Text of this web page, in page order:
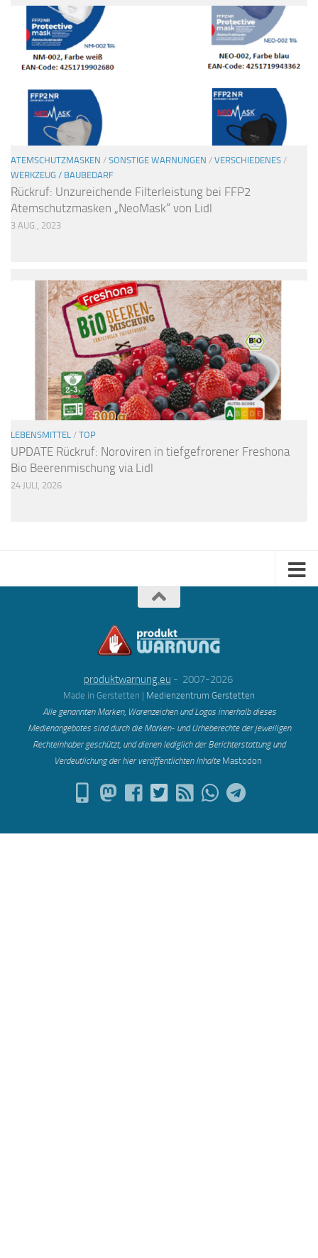
ATEMSCHUTZMASKEN / SONSTIGE WARNUNGEN / VERSCHIEDENES /
WERKZEUG / BAUBEDARF
Rückruf: Unzureichende Filterleistung bei FFP2
Atemschutzmasken „NeoMask“ von Lidl
3 AUG., 2023
LEBENSMITTEL / TOP
UPDATE Rückruf: Noroviren in tiefgefrorener Freshona
Bio Beerenmischung via Lidl
24 JULI, 2026
produktwarnung.eu - 2007-2026
Made in Gerstetten | Medienzentrum Gerstetten
Alle genannten Marken, Warenzeichen und Logos innerhalb dieses
Medienangebotes sind durch die Marken- und Urheberechte der jeweiligen
Rechteinhaber geschützt, und dienen lediglich der Berichterstattung und
Verdeutlichung der hier veröffentlichten Inhalte Mastodon